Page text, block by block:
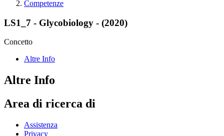
Competenze
LS1_7 - Glycobiology - (2020)
Concetto
Altre Info
Altre Info
Area di ricerca di
Assistenza
Privacy